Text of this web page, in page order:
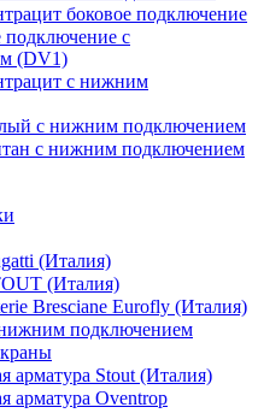
боковое подключение
с
(DV1)
с нижним
с нижним подключением
с нижним подключением
(Италия)
(Италия)
Bresciane Eurofly (Италия)
подключением
арматура Stout (Италия)
арматура Oventrop